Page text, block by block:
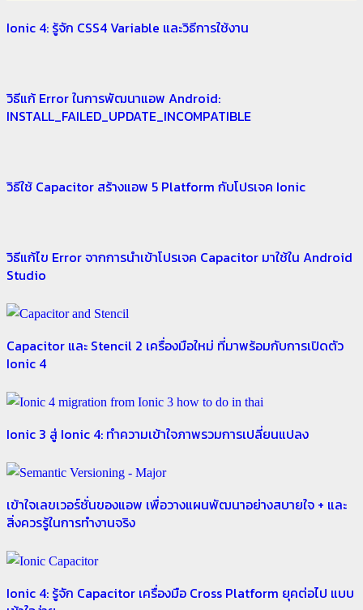
Ionic 4: รู้จัก CSS4 Variable และวิธีการใช้งาน
วิธีแก้ Error ในการพัฒนาแอพ Android:
INSTALL_FAILED_UPDATE_INCOMPATIBLE
วิธีใช้ Capacitor สร้างแอพ 5 Platform กับโปรเจค Ionic
วิธีแก้ไข Error จากการนำเข้าโปรเจค Capacitor มาใช้ใน Android
Studio
Capacitor และ Stencil 2 เครื่องมือใหม่ ที่มาพร้อมกับการเปิดตัว
Ionic 4
Ionic 3 สู่ Ionic 4: ทำความเข้าใจภาพรวมการเปลี่ยนแปลง
เข้าใจเลขเวอร์ชั่นของแอพ เพื่อวางแผนพัฒนาอย่างสบายใจ + และ
สิ่งควรรู้ในการทำงานจริง
Ionic 4: รู้จัก Capacitor เครื่องมือ Cross Platform ยุคต่อไป แบบ